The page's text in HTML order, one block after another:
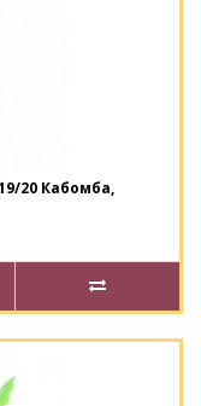
20 Кабомба,